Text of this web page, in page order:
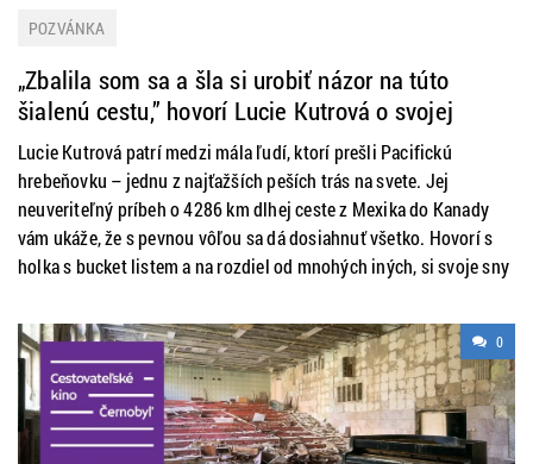
POZVÁNKA
„Zbalila som sa a šla si urobiť názor na túto
šialenú cestu,” hovorí Lucie Kutrová o svojej
Pacifickej hrebeňovke
Lucie Kutrová patrí medzi mála ľudí, ktorí prešli Pacifickú
hrebeňovku – jednu z najťažších peších trás na svete. Jej
neuveriteľný príbeh o 4286 km dlhej ceste z Mexika do Kanady
vám ukáže, že s pevnou vôľou sa dá dosiahnuť všetko. Hovorí s
holka s bucket listem a na rozdiel od mnohých iných, si svoje sny
0